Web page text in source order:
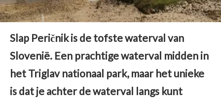
Slap Peričnik is de tofste waterval van
Slovenië. Een prachtige waterval midden in
het Triglav nationaal park, maar het unieke
is dat je achter de waterval langs kunt